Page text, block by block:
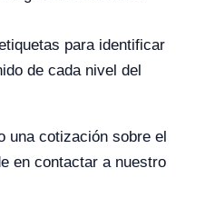
para identificar
de cada nivel del
una cotización sobre el
en contactar a nuestro